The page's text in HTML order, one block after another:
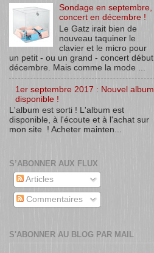
Sondage en septembre,
concert en décembre !
Le Gatz irait bien de
nouveau taquiner le
clavier et le micro pour
un petit - ou un grand - concert début
décembre. Mais comme la mode ...
1er septembre 2017 : Nouvel album
disponible !
L'album est sorti ! L'album est
disponible, à l'écoute et à l'achat sur
mon site ! Acheter mainten...
S’ABONNER AUX FLUX
Articles
Commentaires
S'ABONNER AU BLOG PAR MAIL